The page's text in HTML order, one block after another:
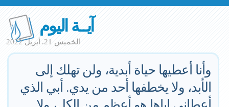
آيــة اليوم
الخميس 21. أبريل 2022
وأنا أعطيها حياة أبدية، ولن تهلك إلى
الأبد، ولا يخطفها أحد من يدي. أبي الذي